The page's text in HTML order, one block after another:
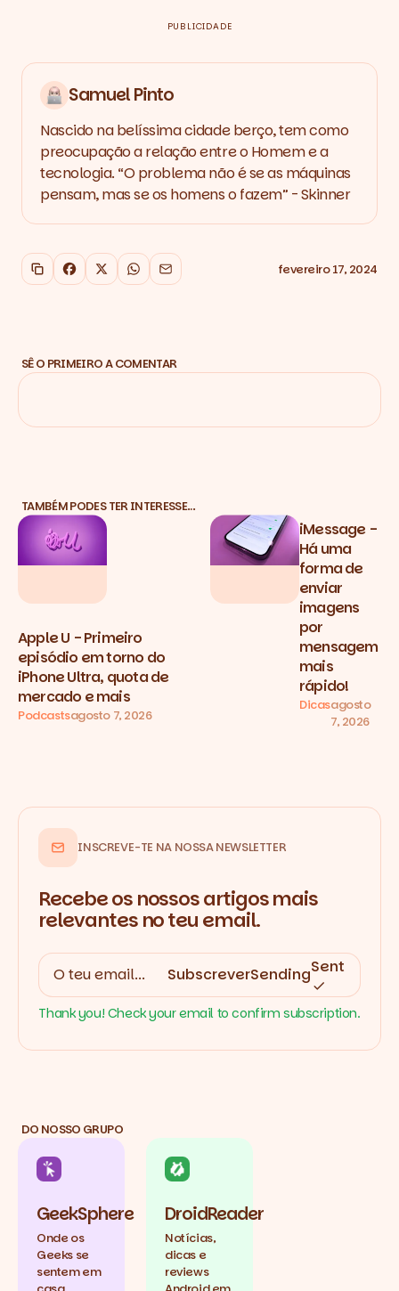
PUBLICIDADE
Samuel Pinto
Nascido na belíssima cidade berço, tem como
preocupação a relação entre o Homem e a
tecnologia. “O problema não é se as máquinas
pensam, mas se os homens o fazem” - Skinner
Copiar link
Facebook
X WhatsApp
Email fevereiro 17, 2024
SÊ O PRIMEIRO A COMENTAR
TAMBÉM PODES TER INTERESSE…
Apple U - Primeiro
episódio em torno do
iPhone Ultra, quota de
mercado e mais
Podcastsagosto 7, 2026
iMessage -
Há uma
forma de
enviar
imagens
por
mensagem
mais
rápido!
Dicasagosto
7, 2026
INSCREVE-TE NA NOSSA NEWSLETTER
Recebe os nossos artigos mais
relevantes no teu email.
SubscreverSendingSent
Thank you! Check your email to confirm subscription.
DO NOSSO GRUPO
GeekSphere
Onde os
Geeks se
sentem em
DroidReader
Notícias,
dicas e
reviews